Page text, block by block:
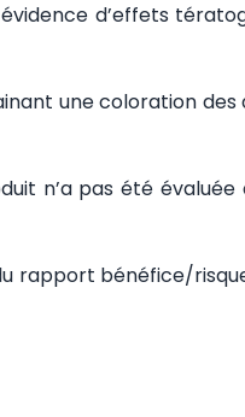
d’effets
une coloration des
n’a pas été évaluée
rapport bénéfice/